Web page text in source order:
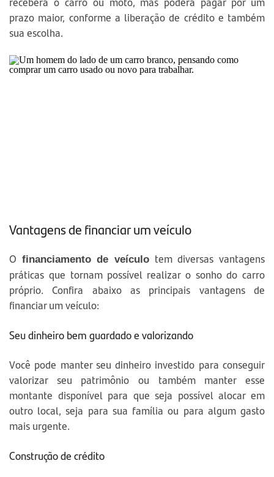
prazo maior, conforme a liberação de crédito e também
sua escolha.
Vantagens de financiar um veículo
O financiamento de veículo tem diversas vantagens
práticas que tornam possível realizar o sonho do carro
próprio. Confira abaixo as principais vantagens de
financiar um veículo:
Seu dinheiro bem guardado e valorizando
Você pode manter seu dinheiro investido para conseguir
valorizar seu patrimônio ou também manter esse
montante disponível para que seja possível alocar em
outro local, seja para sua família ou para algum gasto
mais urgente.
Construção de crédito